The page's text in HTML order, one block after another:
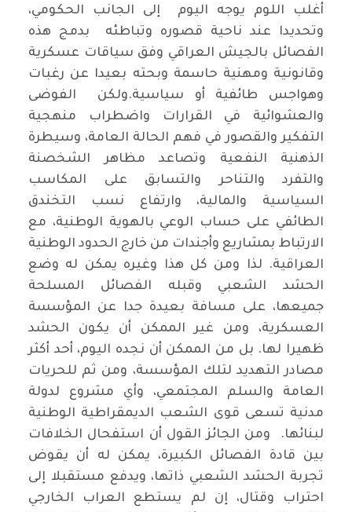
أغلب اللوم يوجه اليوم إلى الجانب الحكومي،
وتحديدا عند ناحية قصوره وتباطئه بدمج هذه
الفصائل بالجيش العراقي وفق سياقات عسكرية
وقانونية ومهنية حاسمة وبحته بعيدا عن رغبات
وهواجس طائفية أو سياسية.ولكن الفوضى
والعشوائية في القرارات واضطراب منهجية
التفكير والقصور في فهم الحالة العامة، وسيطرة
الذهنية النفعية وتصاعد مظاهر الشخصنة
والتفرد والتناحر والتسابق على المكاسب
السياسية والمالية، وارتفاع نسب التخندق
الطائفي على حساب الوعي بالهوية الوطنية، مع
الارتباط بمشاريع وأجندات من خارج الحدود الوطنية
العراقية. لذا ومن كل هذا وغيره يمكن له وضع
الحشد الشعبي وقبله الفصائل المسلحة
جميعها، على مسافة بعيدة جدا عن المؤسسة
العسكرية، ومن غير الممكن أن يكون الحشد
ظهيرا لها. بل من الممكن أن نجده اليوم، أحد أكثر
مصادر التهديد لتلك المؤسسة، ومن ثم للحريات
العامة والسلم المجتمعي، وأي مشروع لدولة
مدنية تسعى قوى الشعب الديمقراطية الوطنية
لبنائها. ومن الجائز القول أن استفحال الخلافات
بين قادة الفصائل الكبيرة، يمكن له أن يقوض
تجربة الحشد الشعبي ذاتها، ويدفع مستقبلا إلى
احتراب وقتال، إن لم يستطع العراب الخارجي